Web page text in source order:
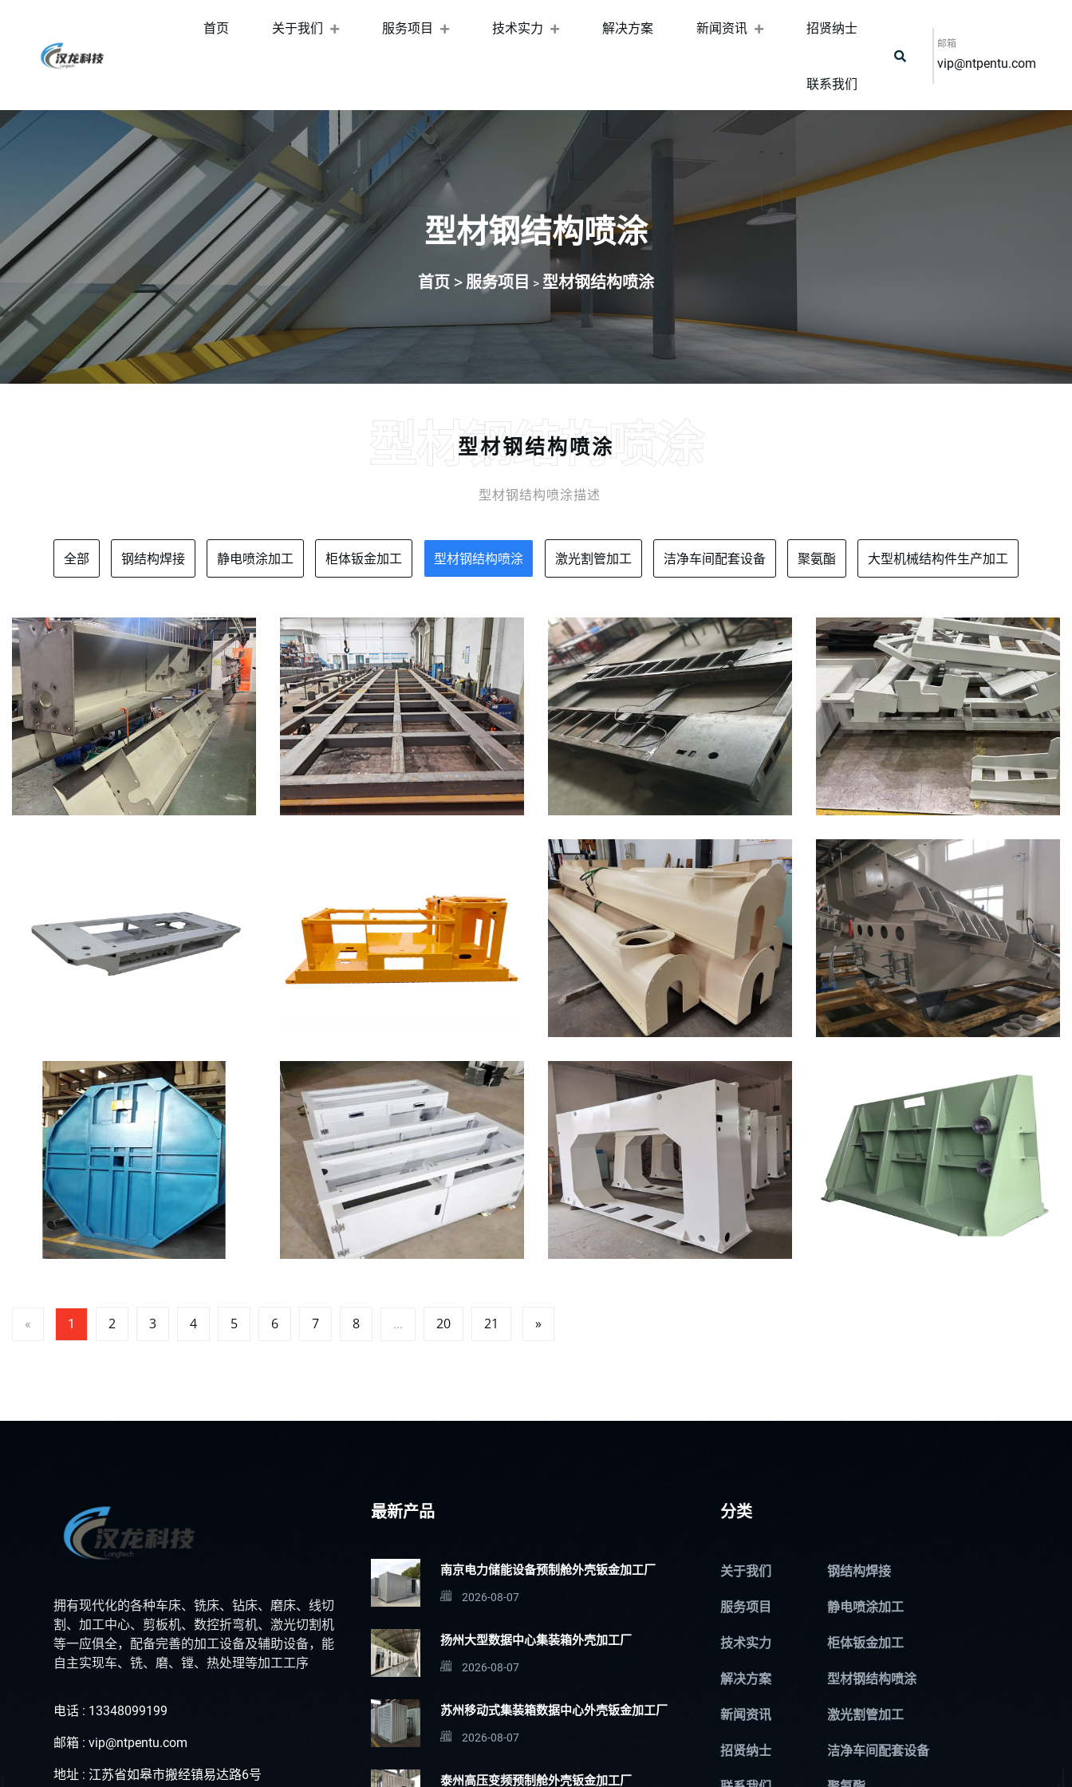
首页 关于我们 服务项目 技术实力 解决方案 新闻资讯 招贤纳士
联系我们
邮箱
vip@ntpentu.com
型材钢结构喷涂
首页 >服务项目 > 型材钢结构喷涂
型材钢结构喷涂
型材钢结构喷涂描述
型材钢结构喷涂
全部 钢结构焊接 静电喷涂加工 柜体钣金加工 型材钢结构喷涂 激光割管加工 洁净车间配套设备 聚氨酯 大型机械结构件生产加工
« 1 2 3 4 5 6 7 8 ... 20 21 »
拥有现代化的各种车床、铣床、钻床、磨床、线切
割、加工中心、剪板机、数控折弯机、激光切割机
等一应俱全，配备完善的加工设备及辅助设备，能
自主实现车、铣、磨、镗、热处理等加工工序
电话 : 13348099199
邮箱 : vip@ntpentu.com
地址 : 江苏省如皋市搬经镇易达路6号
最新产品
南京电力储能设备预制舱外壳钣金加工厂
2026-08-07
扬州大型数据中心集装箱外壳加工厂
2026-08-07
苏州移动式集装箱数据中心外壳钣金加工厂
2026-08-07
泰州高压变频预制舱外壳钣金加工厂
分类
关于我们
服务项目
技术实力
解决方案
新闻资讯
招贤纳士
钢结构焊接
静电喷涂加工
柜体钣金加工
型材钢结构喷涂
激光割管加工
洁净车间配套设备